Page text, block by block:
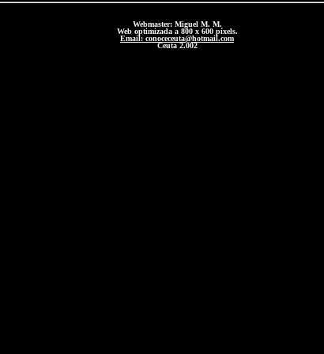
Webmaster: Miguel M. M.
Web optimizada a 800 x 600 píxels.
Email: conoceceuta@hotmail.com
Ceuta 2.002